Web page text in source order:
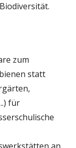
zum
statt
für